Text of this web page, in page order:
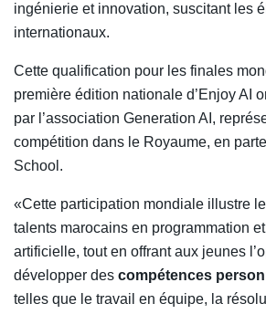
ingénierie et innovation, suscitant les
internationaux.
Cette qualification pour les finales
première édition nationale d’Enjoy AI
par l’association Generation AI,
compétition dans le Royaume, en
School.
«Cette participation mondiale illustre
talents marocains en programmation
artificielle, tout en offrant aux jeunes
développer des compétences
telles que le travail en équipe, la